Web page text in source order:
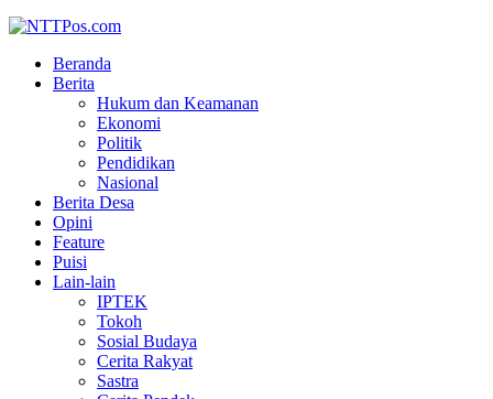
Beranda
Berita
Hukum dan Keamanan
Ekonomi
Politik
Pendidikan
Nasional
Berita Desa
Opini
Feature
Puisi
Lain-lain
IPTEK
Tokoh
Sosial Budaya
Cerita Rakyat
Sastra